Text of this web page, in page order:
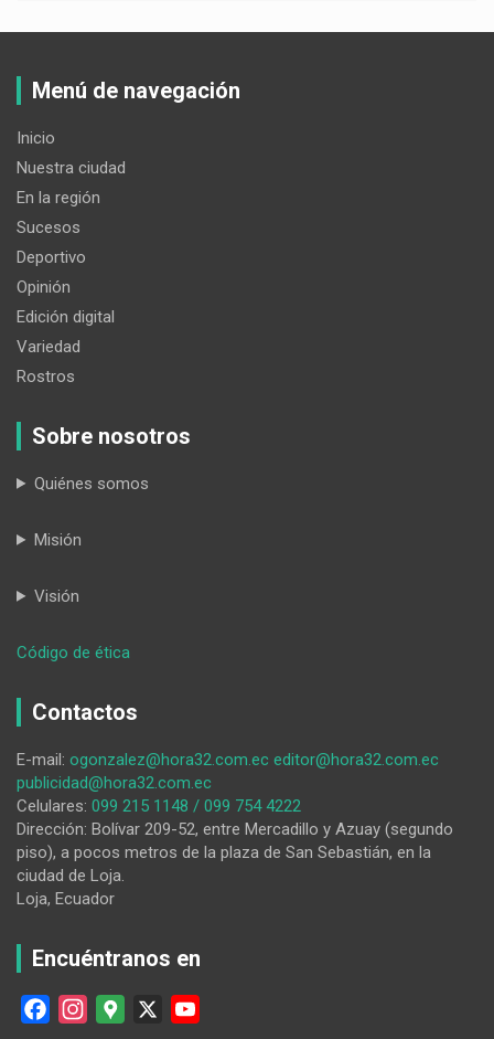
Menú de navegación
Inicio
Nuestra ciudad
En la región
Sucesos
Deportivo
Opinión
Edición digital
Variedad
Rostros
Sobre nosotros
Quiénes somos
Misión
Visión
Código de ética
COE-
opta
por
restricciones
propias
Contactos
E-mail: ogonzalez@hora32.com.ec editor@hora32.com.ec
publicidad@hora32.com.ec
Celulares: 099 215 1148 / 099 754 4222
Dirección: Bolívar 209-52, entre Mercadillo y Azuay (segundo
piso), a pocos metros de la plaza de San Sebastián, en la
ciudad de Loja.
Loja, Ecuador
Encuéntranos en